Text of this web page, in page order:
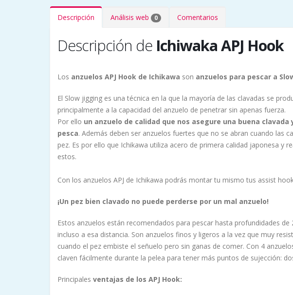
Descripción Análisis web 0 Comentarios
Descripción de Ichiwaka APJ Hook
Los anzuelos APJ Hook de Ichikawa son anzuelos para pescar a
El Slow jigging es una técnica en la que la mayoría de las clavadas se
principalmente a la capacidad del anzuelo de penetrar sin apenas fuerza.
Por ello un anzuelo de calidad que nos asegure una buena
pesca. Además deben ser anzuelos fuertes que no se abran cuando las
pez. Es por ello que Ichikawa utiliza acero de primera calidad japonesa y
estos.
Con los anzuelos APJ de Ichikawa podrás montar tu mismo tus assist
¡Un pez bien clavado no puede perderse por un mal anzuelo!
Estos anzuelos están recomendados para pescar hasta profundidades
incluso a esa distancia. Son anzuelos finos y ligeros a la vez que muy
cuando el pez embiste el señuelo pero sin ganas de comer. Con 4
claven fácilmente durante la pelea para tener más puntos de sujección:
Principales ventajas de los APJ Hook: